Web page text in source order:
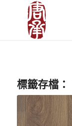
標籤存檔：